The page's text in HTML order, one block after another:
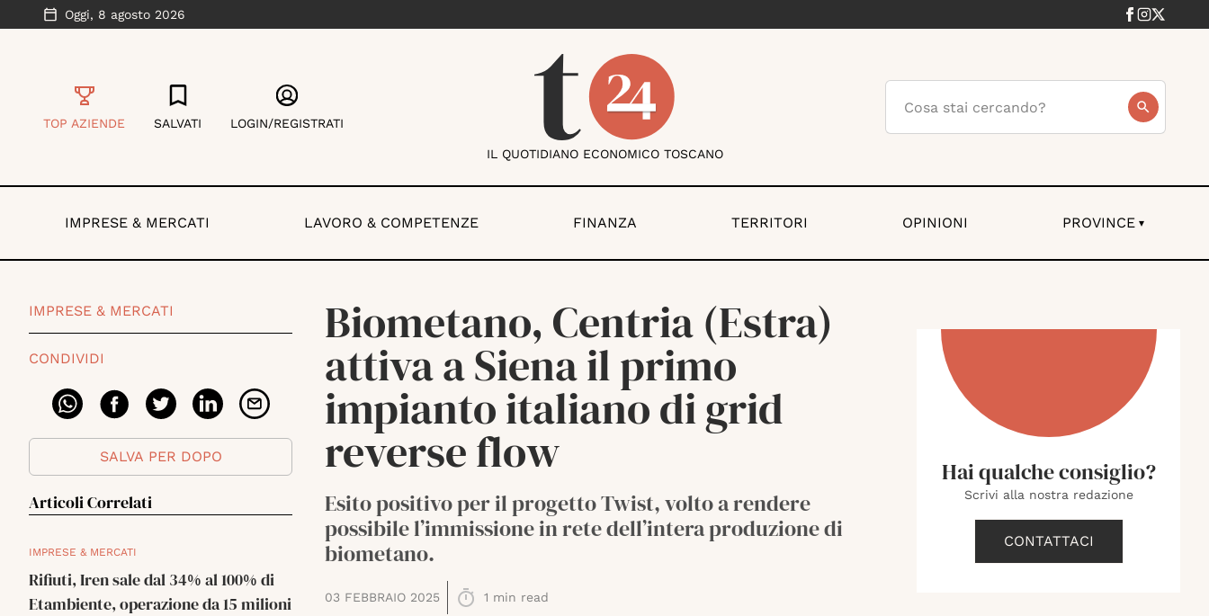
Oggi, 8 agosto 2026
TOP AZIENDE SALVATI LOGIN/REGISTRATI
IL QUOTIDIANO ECONOMICO TOSCANO
IMPRESE & MERCATI LAVORO & COMPETENZE FINANZA TERRITORI OPINIONI PROVINCE ▾
IMPRESE & MERCATI
CONDIVIDI
SALVA PER DOPO
Articoli Correlati
IMPRESE & MERCATI
Rifiuti, Iren sale dal 34% al 100% di
Etambiente, operazione da 15 milioni
Biometano, Centria (Estra)
attiva a Siena il primo
impianto italiano di grid
reverse flow
Esito positivo per il progetto Twist, volto a rendere
possibile l’immissione in rete dell’intera produzione di
biometano.
03 FEBBRAIO 2025 1 min read
Hai qualche consiglio?
Scrivi alla nostra redazione
CONTATTACI